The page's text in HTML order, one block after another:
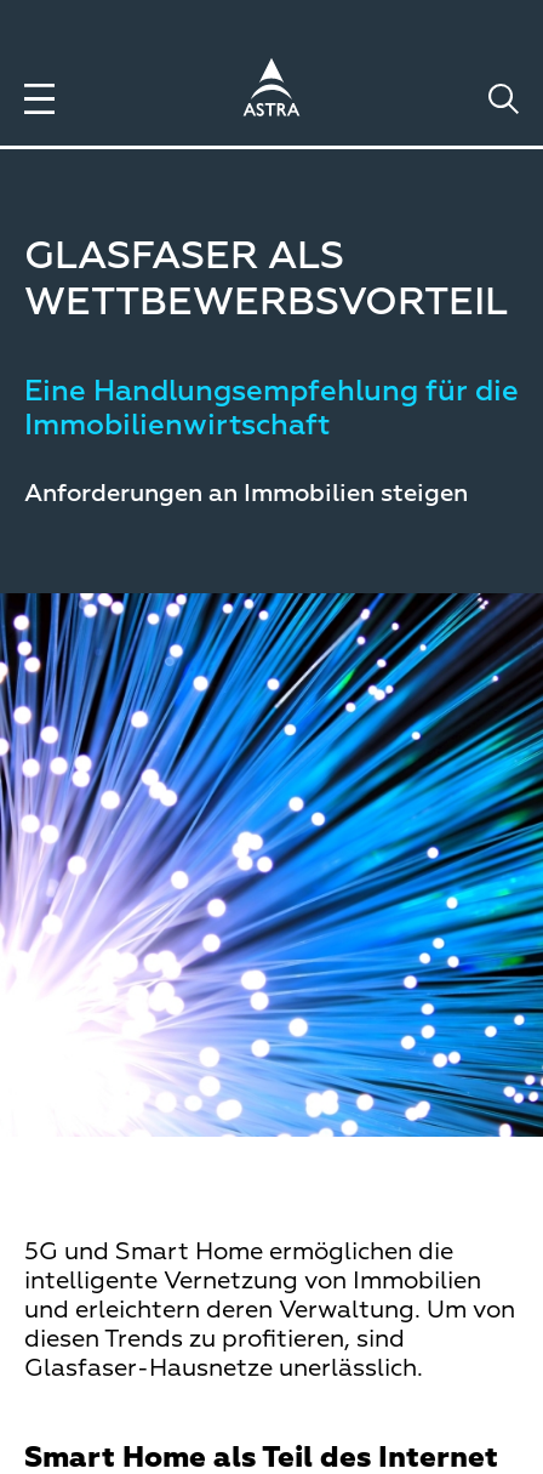
GLASFASER ALS
WETTBEWERBSVORTEIL
Eine Handlungsempfehlung für die
Immobilienwirtschaft
Anforderungen an Immobilien steigen
Image
5G und Smart Home ermöglichen die
intelligente Vernetzung von Immobilien
und erleichtern deren Verwaltung. Um von
diesen Trends zu profitieren, sind
Glasfaser-Hausnetze unerlässlich.
Smart Home als Teil des Internet